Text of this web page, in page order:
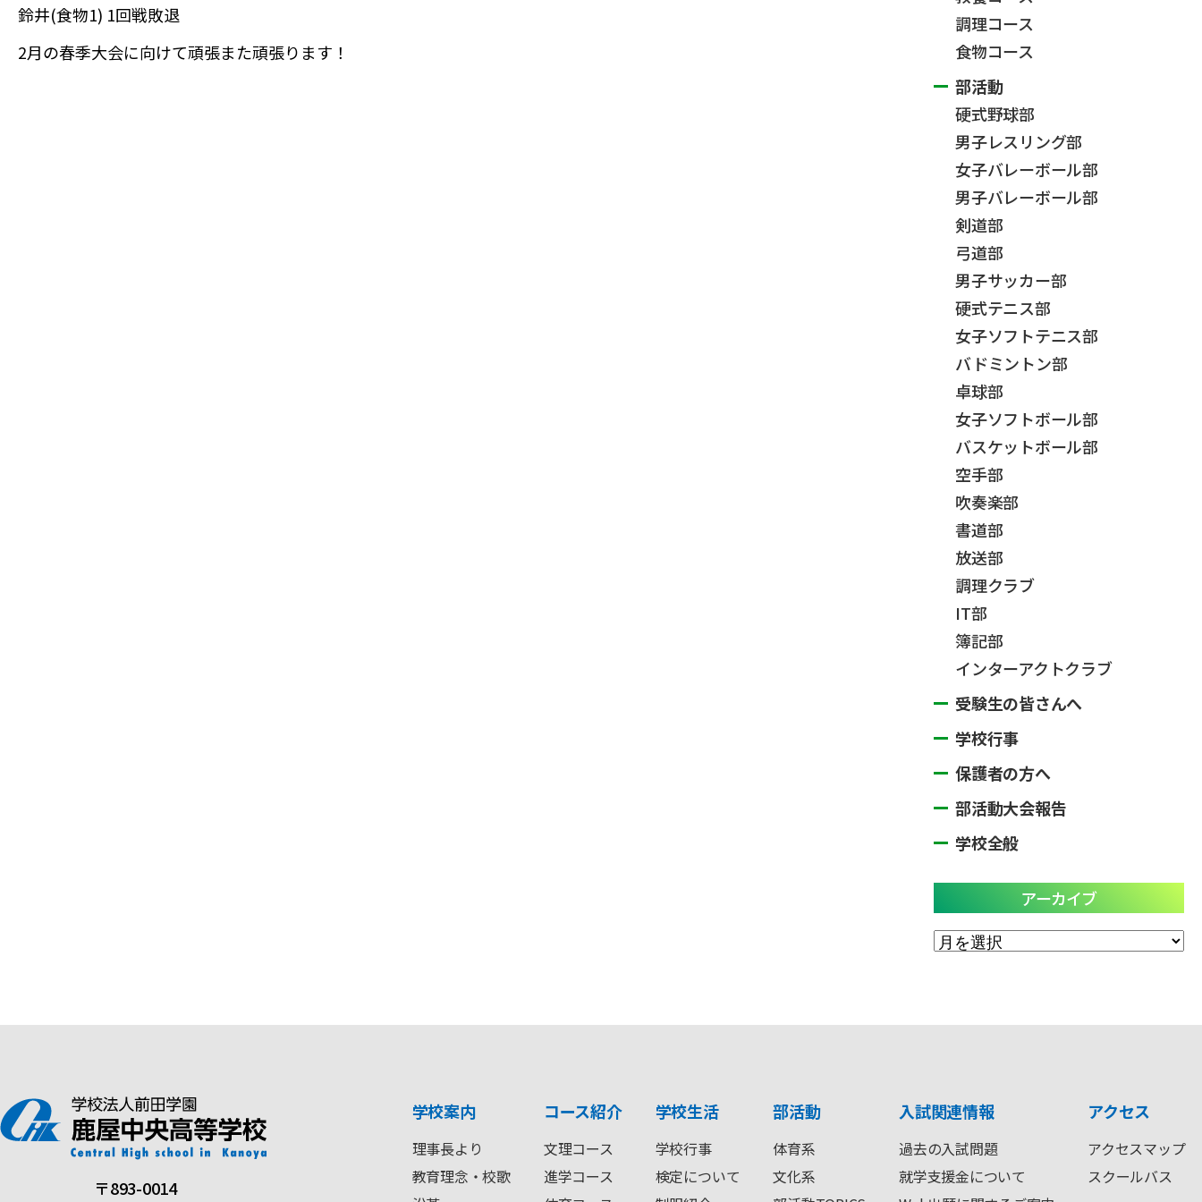
鈴井(食物1) 1回戦敗退
2月の春季大会に向けて頑張また頑張ります！
調理コース
食物コース
部活動
硬式野球部
男子レスリング部
女子バレーボール部
男子バレーボール部
剣道部
弓道部
男子サッカー部
硬式テニス部
女子ソフトテニス部
バドミントン部
卓球部
女子ソフトボール部
バスケットボール部
空手部
吹奏楽部
書道部
放送部
調理クラブ
IT部
簿記部
インターアクトクラブ
受験生の皆さんへ
学校行事
保護者の方へ
部活動大会報告
学校全般
アーカイブ
ア
ー
ブ
〒893-0014
学校案内
理事長より
教育理念・校歌
コース紹介
文理コース
進学コース
学校生活
学校行事
検定について
部活動
体育系
文化系
入試関連情報
過去の入試問題
就学支援金について
アクセス
アクセスマップ
スクールバス